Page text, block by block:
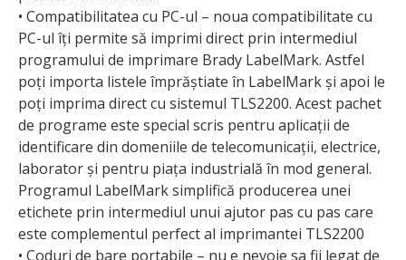
• Compatibilitatea cu PC-ul – noua compatibilitate cu
PC-ul îți permite să imprimi direct prin intermediul
programului de imprimare Brady LabelMark. Astfel
poți importa listele împrăștiate în LabelMark și apoi le
poți imprima direct cu sistemul TLS2200. Acest pachet
de programe este special scris pentru aplicații de
identificare din domeniile de telecomunicații, electrice,
laborator și pentru piața industrială în mod general.
Programul LabelMark simplifică producerea unei
etichete prin intermediul unui ajutor pas cu pas care
este complementul perfect al imprimantei TLS2200
• Coduri de bare portabile – nu e nevoie sa fii legat de